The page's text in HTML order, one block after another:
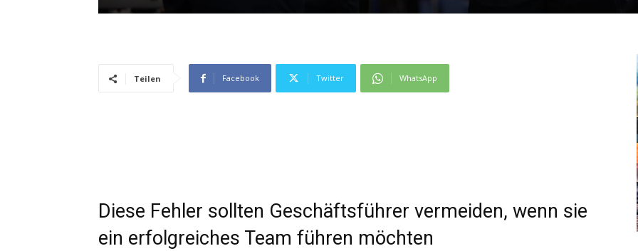
Teilen Facebook Twitter WhatsApp
Diese Fehler sollten Geschäftsführer vermeiden, wenn sie
ein erfolgreiches Team führen möchten